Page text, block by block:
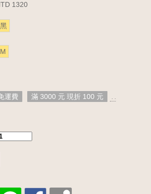
1320
黑
M
運費 滿 3000 元 現折 100 元
. .